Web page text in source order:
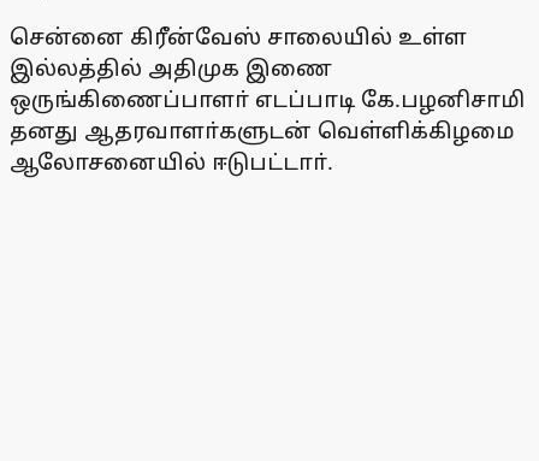
சென்னை கிரீன்வேஸ் சாலையில் உள்ள
இல்லத்தில் அதிமுக இணை
ஒருங்கிணைப்பாளா் எடப்பாடி கே.பழனிசாமி
தனது ஆதரவாளா்களுடன் வெள்ளிக்கிழமை
ஆலோசனையில் ஈடுபட்டாா்.